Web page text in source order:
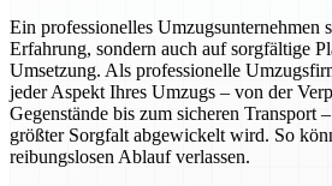
Ein professionelles Umzugsunternehmen
Erfahrung, sondern auch auf sorgfältige
Umsetzung. Als professionelle
jeder Aspekt Ihres Umzugs – von der
Gegenstände bis zum sicheren Transport
größter Sorgfalt abgewickelt wird. So
reibungslosen Ablauf verlassen.